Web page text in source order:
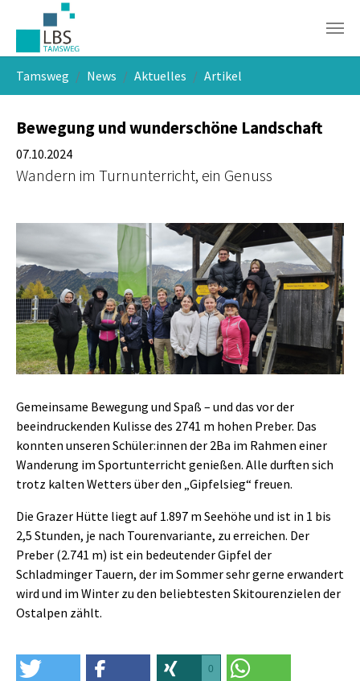
Skip to main navigation
Skip to main content
Skip to page footer
Tamsweg News Aktuelles Artikel
Bewegung und wunderschöne Landschaft
07.10.2024
Wandern im Turnunterricht, ein Genuss
Gemeinsame Bewegung und Spaß – und das vor der
beeindruckenden Kulisse des 2741 m hohen Preber. Das
konnten unseren Schüler:innen der 2Ba im Rahmen einer
Wanderung im Sportunterricht genießen. Alle durften sich
trotz kalten Wetters über den „Gipfelsieg“ freuen.
Die Grazer Hütte liegt auf 1.897 m Seehöhe und ist in 1 bis
2,5 Stunden, je nach Tourenvariante, zu erreichen. Der
Preber (2.741 m) ist ein bedeutender Gipfel der
Schladminger Tauern, der im Sommer sehr gerne erwandert
wird und im Winter zu den beliebtesten Skitourenzielen der
Ostalpen zählt.
0